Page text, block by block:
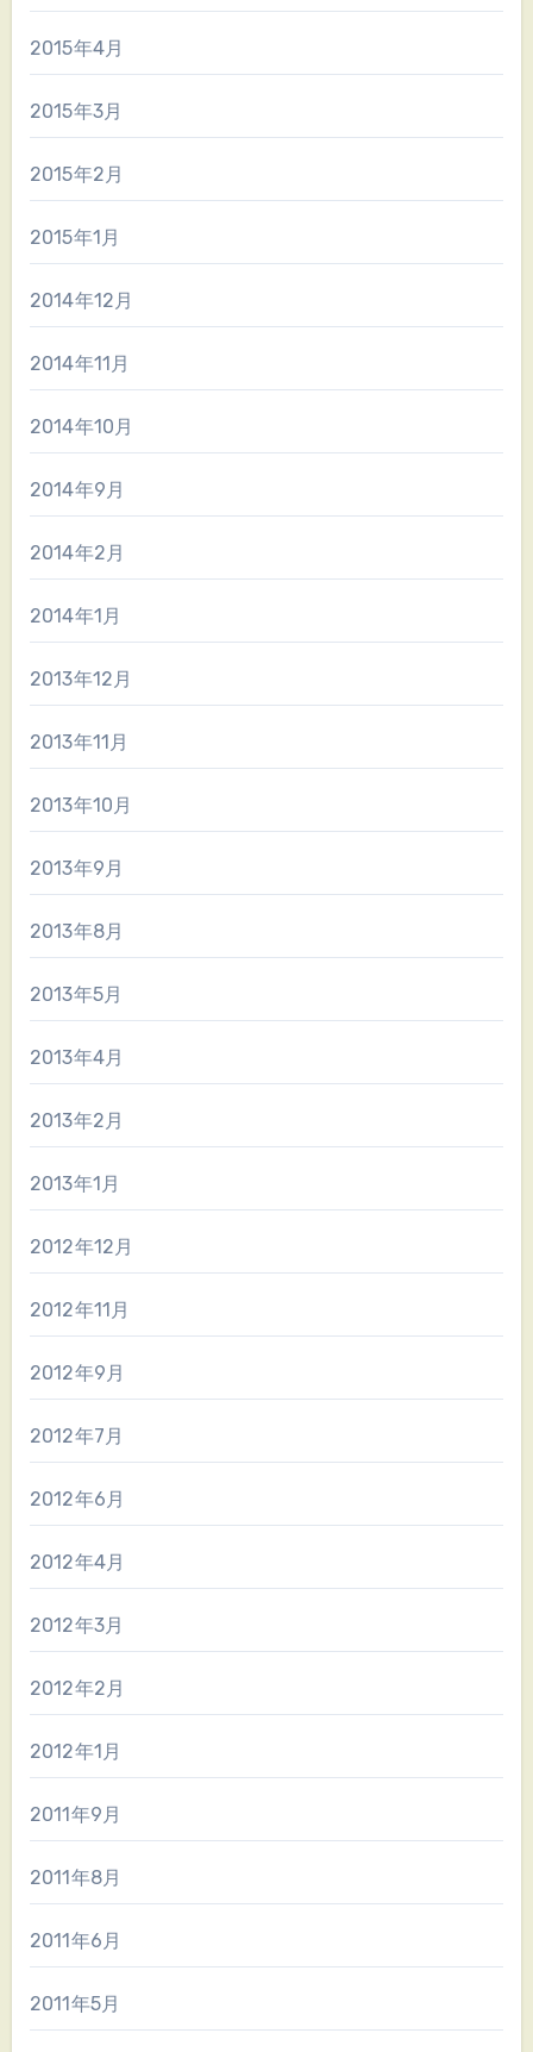
2015年4月
2015年3月
2015年2月
2015年1月
2014年12月
2014年11月
2014年10月
2014年9月
2014年2月
2014年1月
2013年12月
2013年11月
2013年10月
2013年9月
2013年8月
2013年5月
2013年4月
2013年2月
2013年1月
2012年12月
2012年11月
2012年9月
2012年7月
2012年6月
2012年4月
2012年3月
2012年2月
2012年1月
2011年9月
2011年8月
2011年6月
2011年5月